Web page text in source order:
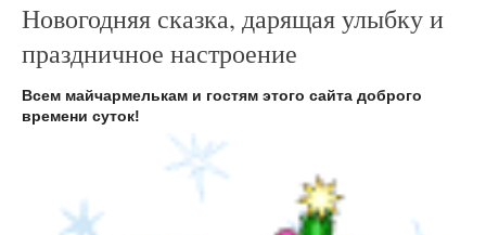
Новогодняя сказка, дарящая улыбку и
праздничное настроение
Всем майчармелькам и гостям этого сайта доброго
времени суток!